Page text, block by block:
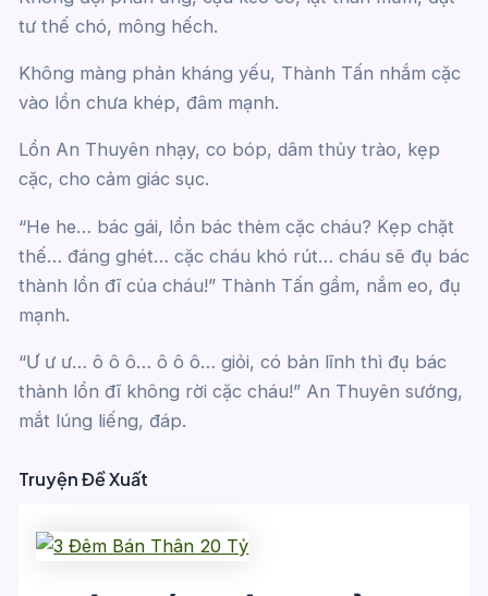
tư thế chó, mông hếch.
Không màng phản kháng yếu, Thành Tấn nhắm cặc
vào lồn chưa khép, đâm mạnh.
Lồn An Thuyên nhạy, co bóp, dâm thủy trào, kẹp
cặc, cho cảm giác sục.
“He he… bác gái, lồn bác thèm cặc cháu? Kẹp chặt
thế… đáng ghét… cặc cháu khó rút… cháu sẽ đụ bác
thành lồn đĩ của cháu!” Thành Tấn gầm, nắm eo, đụ
mạnh.
“Ư ư ư… ô ô ô… ô ô ô… giỏi, có bản lĩnh thì đụ bác
thành lồn đĩ không rời cặc cháu!” An Thuyên sướng,
mắt lúng liếng, đáp.
Truyện Đề Xuất